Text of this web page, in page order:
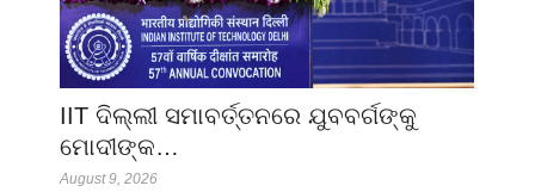
IIT ଦିଲ୍ଲୀ ସମାବର୍ତ୍ତନରେ ଯୁବବର୍ଗଙ୍କୁ
ମୋଦୀଙ୍କ…
August 9, 2026